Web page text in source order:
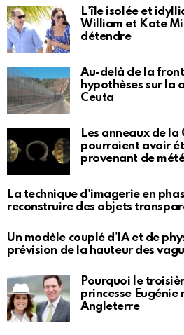
L'île isolée et
William et Kate
détendre
Au-delà de la
hypothèses sur la
Ceuta
Les anneaux de
pourraient avoir
provenant de
La technique d'imagerie en
reconstruire des objets
Un modèle couplé d’IA et de
prévision de la hauteur des
Pourquoi le
princesse Eugénie
Angleterre